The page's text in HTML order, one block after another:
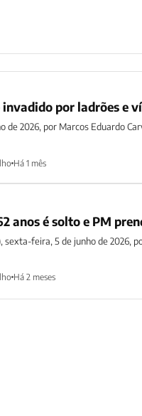
invadido por ladrões e
de 2026, por Marcos Eduardo
Há 1 mês
anos é solto e PM
sexta-feira, 5 de junho de 2026,
Há 2 meses